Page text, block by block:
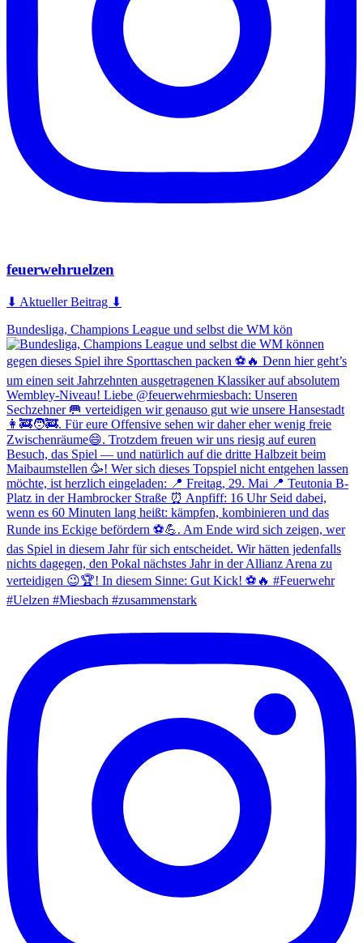
feuerwehruelzen
⬇ Aktueller Beitrag ⬇
Bundesliga, Champions League und selbst die WM kön